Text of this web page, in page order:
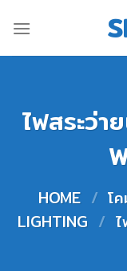
to
ไฟสระว่
HOME / โ
LIGHTING /